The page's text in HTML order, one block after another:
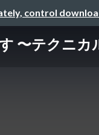
control
〜テクニ